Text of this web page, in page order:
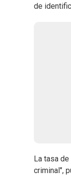
de
La tasa
criminal",